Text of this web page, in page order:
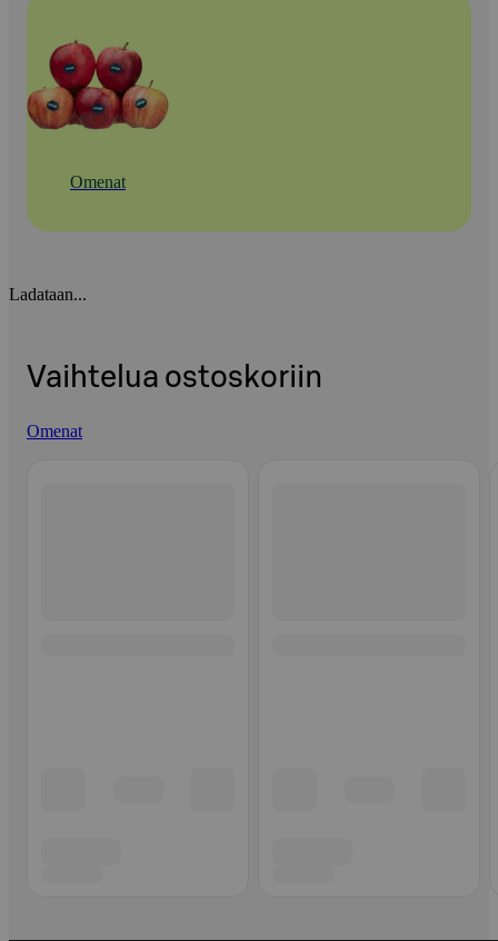
Omenat
Ladataan...
Vaihtelua ostoskoriin
Omenat